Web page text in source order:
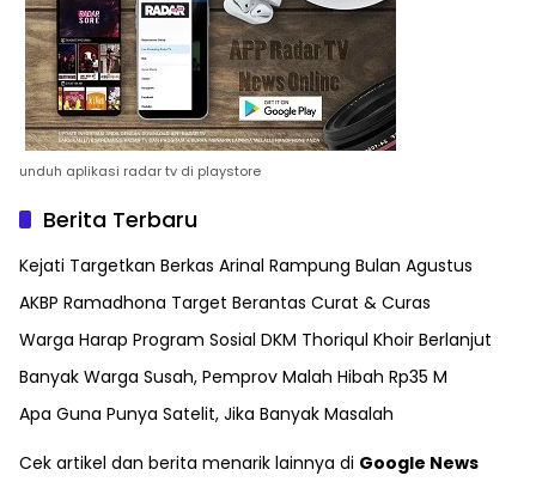
unduh aplikasi radar tv di playstore
Berita Terbaru
Kejati Targetkan Berkas Arinal Rampung Bulan Agustus
AKBP Ramadhona Target Berantas Curat & Curas
Warga Harap Program Sosial DKM Thoriqul Khoir Berlanjut
Banyak Warga Susah, Pemprov Malah Hibah Rp35 M
Apa Guna Punya Satelit, Jika Banyak Masalah
Cek artikel dan berita menarik lainnya di Google News